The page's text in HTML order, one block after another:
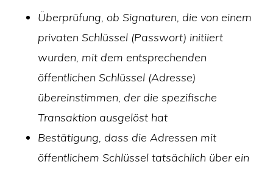
Überprüfung, ob Signaturen, die von einem
privaten Schlüssel (Passwort) initiiert
wurden, mit dem entsprechenden
öffentlichen Schlüssel (Adresse)
übereinstimmen, der die spezifische
Transaktion ausgelöst hat
Bestätigung, dass die Adressen mit
öffentlichem Schlüssel tatsächlich über ein